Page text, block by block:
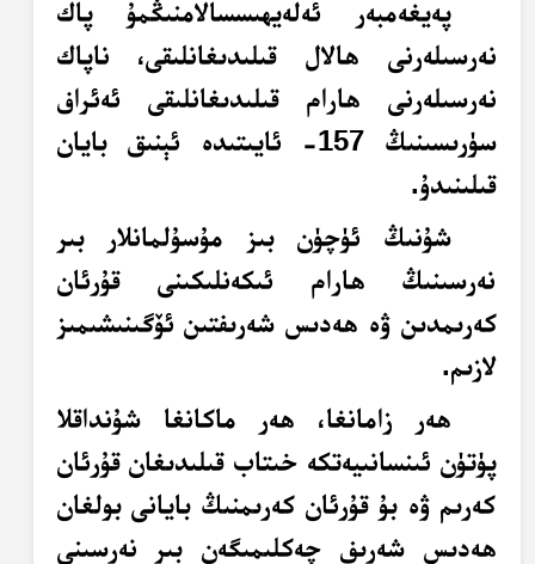
پەيغەمبەر ئەلەيھىسسالامنىڭمۇ پاك
نەرسىلەرنى ھالال قىلىدىغانلىقى، ناپاك
نەرسىلەرنى ھارام قىلىدىغانلىقى ئەئراف
سۈرىسىنىڭ 157- ئايىتىدە ئېنىق بايان
قىلىنىدۇ.
شۇنىڭ ئۈچۈن بىز مۇسۇلمانلار بىر
نەرسىنىڭ ھارام ئىكەنلىكىنى قۇرئان
كەرىمدىن ۋە ھەدىس شەرىفتىن ئۆگىنىشىمىز
لازىم.
ھەر زامانغا، ھەر ماكانغا شۇنداقلا
پۈتۈن ئىنسانىيەتكە خىتاب قىلىدىغان قۇرئان
كەرىم ۋە بۇ قۇرئان كەرىمنىڭ بايانى بولغان
ھەدىس شەرىف چەكلىمىگەن بىر نەرسىنى